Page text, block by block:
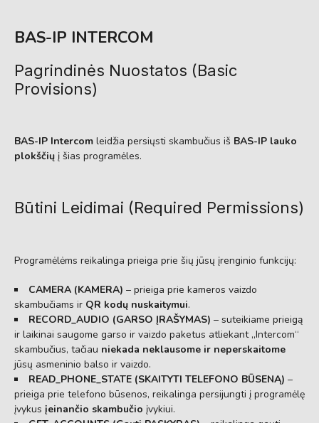
BAS-IP INTERCOM
Pagrindinės Nuostatos (Basic
Provisions)
BAS-IP Intercom leidžia persiųsti skambučius iš BAS-IP lauko
plokščių į šias programėles.
Būtini Leidimai (Required Permissions)
Programėlėms reikalinga prieiga prie šių jūsų įrenginio funkcijų:
CAMERA (KAMERA) – prieiga prie kameros vaizdo
skambučiams ir QR kodų nuskaitymui.
RECORD_AUDIO (GARSO ĮRAŠYMAS) – suteikiame prieigą
ir laikinai saugome garso ir vaizdo paketus atliekant „Intercom“
skambučius, tačiau niekada neklausome ir neperskaitome
jūsų asmeninio balso ir vaizdo.
READ_PHONE_STATE (SKAITYTI TELEFONO BŪSENĄ) –
prieiga prie telefono būsenos, reikalinga persijungti į programėlę
įvykus įeinančio skambučio įvykiui.